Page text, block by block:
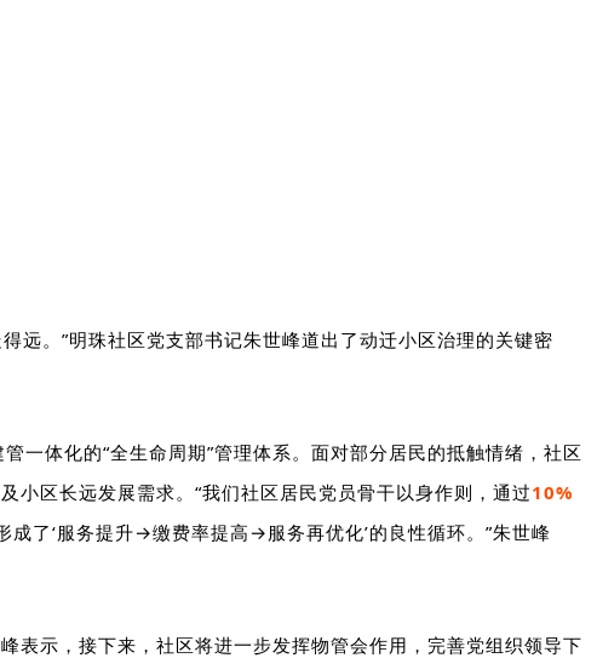
远。”明珠社区党支部书记朱世峰道出了动迁小区治理的关键密
管一体化的“全生命周期”管理体系。面对部分居民的抵触情绪，社区
小区长远发展需求。“我们社区居民党员骨干以身作则，通过10%
成了‘服务提升→缴费率提高→服务再优化’的良性循环。”朱世峰
表示，接下来，社区将进一步发挥物管会作用，完善党组织领导下